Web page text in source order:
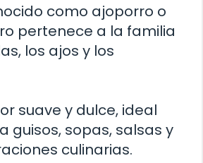
como ajoporro o
pertenece a la familia
los ajos y los
suave y dulce, ideal
guisos, sopas, salsas y
culinarias.